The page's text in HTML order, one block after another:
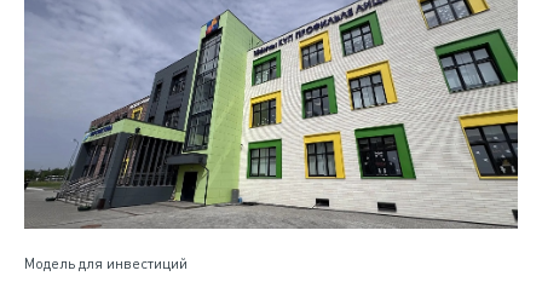
Модель для инвестиций